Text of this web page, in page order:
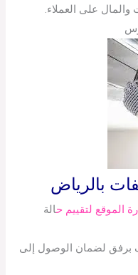
والمال على العملاء.
بالرياض
الموقع لتقييم حالة
برفق لضمان الوصول إلى